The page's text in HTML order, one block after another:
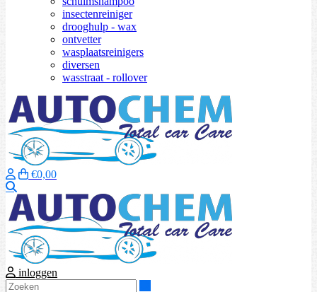
insectenreiniger
drooghulp - wax
ontvetter
wasplaatsreinigers
diversen
wasstraat - rollover
€0,00
inloggen